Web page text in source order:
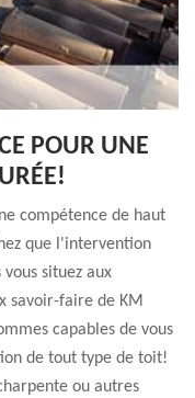
POUR UNE
compétence de haut
que l'intervention
situez aux
savoir-faire de KM
capables de vous
de tout type de toit!
ou autres